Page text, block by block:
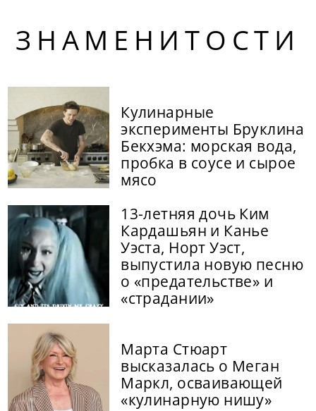
ЗНАМЕНИТОСТИ
Кулинарные
эксперименты Бруклина
Бекхэма: морская вода,
пробка в соусе и сырое
мясо
13-летняя дочь Ким
Кардашьян и Канье
Уэста, Норт Уэст,
выпустила новую песню
о «предательстве» и
«страдании»
Марта Стюарт
высказалась о Меган
Маркл, осваивающей
«кулинарную нишу»